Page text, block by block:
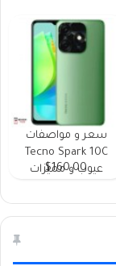
سعر و مواصفات
Tecno Spark 10C
عيوب و مميزات
$160.00